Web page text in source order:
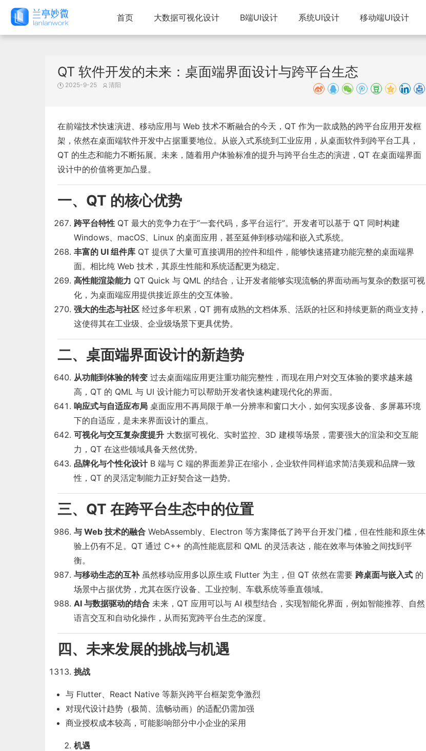
首页 大数据可视化设计 B端UI设计 系统UI设计 移动端UI设计
QT 软件开发的未来：桌面端界面设计与跨平台生态
2025-9-25 清阳
在前端技术快速演进、移动应用与 Web 技术不断融合的今天，QT 作为一款成熟的跨平台应用开发框
架，依然在桌面端软件开发中占据重要地位。从嵌入式系统到工业应用，从桌面软件到跨平台工具，
QT 的生态和能力不断拓展。未来，随着用户体验标准的提升与跨平台生态的演进，QT 在桌面端界面
设计中的价值将更加凸显。
一、QT 的核心优势
跨平台特性 QT 最大的竞争力在于“一套代码，多平台运行”。开发者可以基于 QT 同时构建
Windows、macOS、Linux 的桌面应用，甚至延伸到移动端和嵌入式系统。
丰富的 UI 组件库 QT 提供了大量可直接调用的控件和组件，能够快速搭建功能完整的桌面端界
面。相比纯 Web 技术，其原生性能和系统适配更为稳定。
高性能渲染能力 QT Quick 与 QML 的结合，让开发者能够实现流畅的界面动画与复杂的数据可视
化，为桌面端应用提供接近原生的交互体验。
强大的生态与社区 经过多年积累，QT 拥有成熟的文档体系、活跃的社区和持续更新的商业支持，
这使得其在工业级、企业级场景下更具优势。
二、桌面端界面设计的新趋势
从功能到体验的转变 过去桌面端应用更注重功能完整性，而现在用户对交互体验的要求越来越
高，QT 的 QML 与 UI 设计能力可以帮助开发者快速构建现代化的界面。
响应式与自适应布局 桌面应用不再局限于单一分辨率和窗口大小，如何实现多设备、多屏幕环境
下的自适应，是未来界面设计的重点。
可视化与交互复杂度提升 大数据可视化、实时监控、3D 建模等场景，需要强大的渲染和交互能
力，QT 在这些领域具备天然优势。
品牌化与个性化设计B 端与 C 端的界面差异正在缩小，企业软件同样追求简洁美观和品牌一致
性，QT 的灵活定制能力正好契合这一趋势。
三、QT 在跨平台生态中的位置
与 Web 技术的融合 WebAssembly、Electron 等方案降低了跨平台开发门槛，但在性能和原生体
验上仍有不足。QT 通过 C++ 的高性能底层和 QML 的灵活表达，能在效率与体验之间找到平
衡。
与移动生态的互补虽然移动应用多以原生或 Flutter 为主，但 QT 依然在需要 跨桌面与嵌入式 的
场景中占据优势，尤其在医疗设备、工业控制、车载系统等垂直领域。
AI 与数据驱动的结合 未来，QT 应用可以与 AI 模型结合，实现智能化界面，例如智能推荐、自然
语言交互和自动化操作，从而拓宽跨平台生态的深度。
四、未来发展的挑战与机遇
挑战
与 Flutter、React Native 等新兴跨平台框架竞争激烈
对现代设计趋势（极简、流畅动画）的适配仍需加强
商业授权成本较高，可能影响部分中小企业的采用
机遇